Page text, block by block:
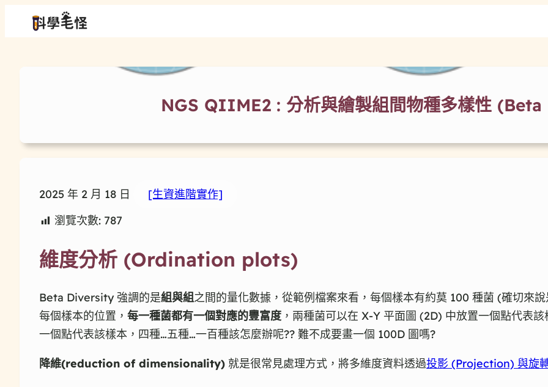
NGS QIIME2 : 分析與繪製組間物種多樣性
2025 年 2 月 18 日
[生資進階實作]
瀏覽次數: 787
維度分析 (Ordination plots)
Beta Diversity 強調的是組與組之間的量化數據，從範例檔案來看，每個樣本有約莫 100 種菌 (確切來
每個樣本的位置， 每一種菌都有一個對應的豐富度 ，兩種菌可以在 X-Y 平面圖 (2D) 中放置一個點代表
一個點代表該樣本，四種…五種…一百種該怎麼辦呢?? 難不成要畫一個 100D 圖嗎?
降維(reduction of dimensionality) 就是很常見處理方式，將多維度資料透過投影 (Projection) 與旋